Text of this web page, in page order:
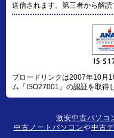
送信されます。第三者から解読
ブロードリンクは2007年10月
ム「ISO27001」の認証を取得
激安中古パソコ
中古ノートパソコンや中古